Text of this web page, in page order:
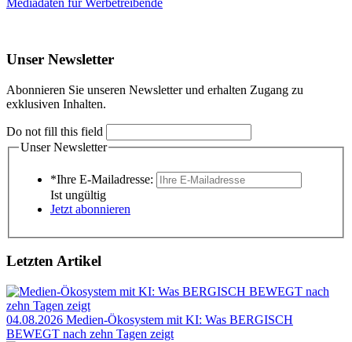
Unser Newsletter
Abonnieren Sie unseren Newsletter und erhalten Zugang zu
exklusiven Inhalten.
Do not fill this field
Unser Newsletter
*Ihre E-Mailadresse:
Ist ungültig
Jetzt abonnieren
Letzten Artikel
04.08.2026 Medien-Ökosystem mit KI: Was BERGISCH
BEWEGT nach zehn Tagen zeigt